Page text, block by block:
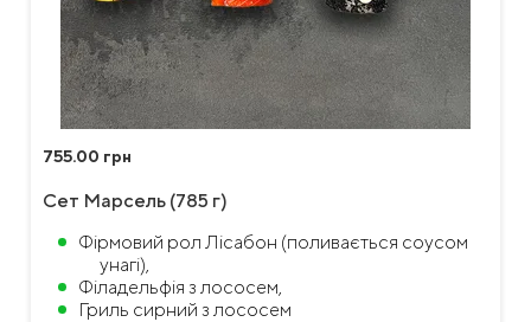
755.00 грн
Сет Марсель (785 г)
Фірмовий рол Лісабон (поливається соусом
унагі),
Філадельфія з лососем,
Гриль сирний з лососем